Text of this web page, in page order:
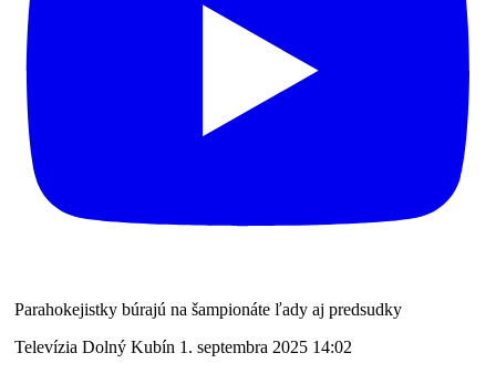
Parahokejistky búrajú na šampionáte ľady aj predsudky
Televízia Dolný Kubín 1. septembra 2025 14:02